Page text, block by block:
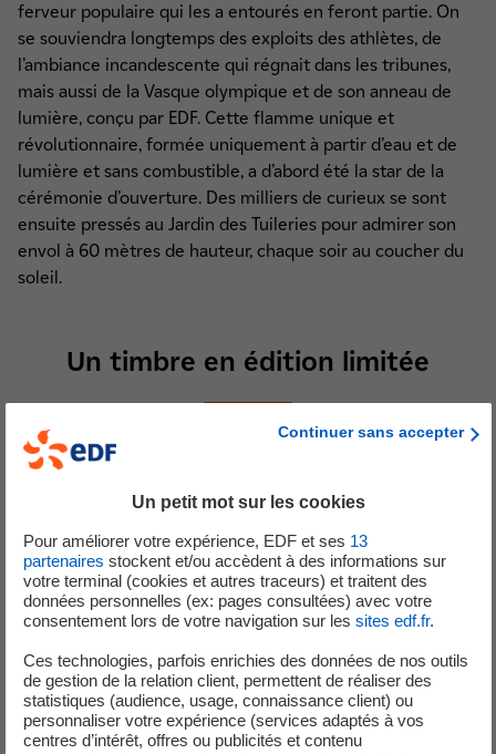
ferveur populaire qui les a entourés en feront partie. On
se souviendra longtemps des exploits des athlètes, de
l’ambiance incandescente qui régnait dans les tribunes,
mais aussi de la Vasque olympique et de son anneau de
lumière, conçu par EDF. Cette flamme unique et
révolutionnaire, formée uniquement à partir d’eau et de
lumière et sans combustible, a d’abord été la star de la
cérémonie d’ouverture. Des milliers de curieux se sont
ensuite pressés au Jardin des Tuileries pour admirer son
envol à 60 mètres de hauteur, chaque soir au coucher du
soleil.
Un timbre en édition limitée
Pour immortaliser cette innovation qui a marqué le public
décidé d’éditer à 130 000 exemplaires un collector de
4 timbres à son effigie. Il représente la Vasque olympique
enflammée en pleine nuit, et soulevée par une
montgolfière. De quoi ravir les amateurs de timbres de
collection, qui pourront ainsi conserver un souvenir de
2024 mémorables.
Continuer sans accepter
Un petit mot sur les cookies
Pour améliorer votre expérience, EDF et ses 13
partenaires stockent et/ou accèdent à des informations sur
votre terminal (cookies et autres traceurs) et traitent des
données personnelles (ex: pages consultées) avec votre
consentement lors de votre navigation sur les sites edf.fr.
Ces technologies, parfois enrichies des données de nos outils
de gestion de la relation client, permettent de réaliser des
statistiques (audience, usage, connaissance client) ou
personnaliser votre expérience (services adaptés à vos
centres d’intérêt, offres ou publicités et contenu